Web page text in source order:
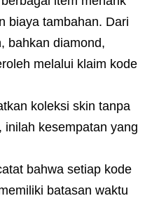
biaya tambahan. Dari
bahkan diamond,
melalui klaim kode
koleksi skin tanpa
inilah kesempatan yang
bahwa setiap kode
batasan waktu